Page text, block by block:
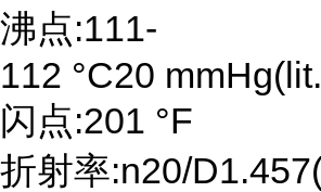
沸点:111-
112 °C20
闪点:201 °F
折射率:n20/